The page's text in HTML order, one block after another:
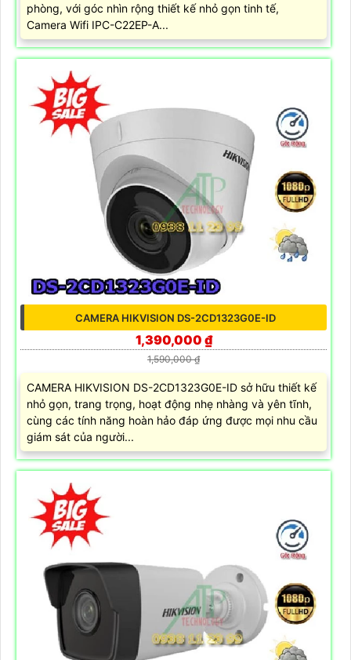
phòng, với góc nhìn rộng thiết kế nhỏ gọn tinh tế,
Camera Wifi IPC-C22EP-A...
CAMERA HIKVISION DS-2CD1323G0E-ID
1,390,000 ₫
1,590,000 ₫
CAMERA HIKVISION DS-2CD1323G0E-ID sở hữu thiết kế
nhỏ gọn, trang trọng, hoạt động nhẹ nhàng và yên tĩnh,
cùng các tính năng hoàn hảo đáp ứng được mọi nhu cầu
giám sát của người...